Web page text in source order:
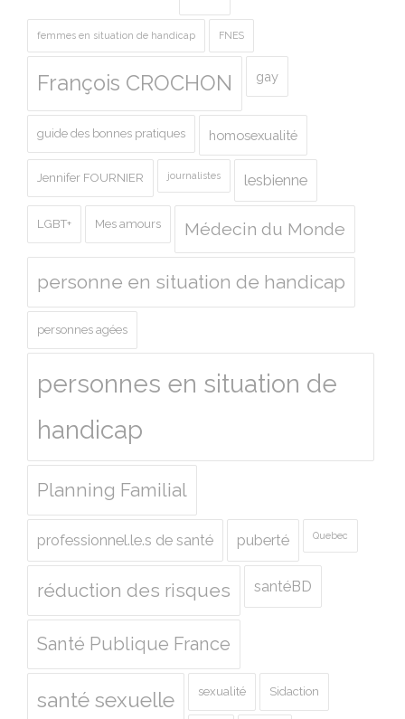
femmes en situation de handicap FNES
François CROCHON gay
guide des bonnes pratiques homosexualité
Jennifer FOURNIER journalistes lesbienne
LGBT+ Mes amours Médecin du Monde
personne en situation de handicap
personnes agées
personnes en situation de
handicap
Planning Familial
professionnel.le.s de santé puberté Quebec
réduction des risques santéBD
Santé Publique France
santé sexuelle sexualité Sidaction